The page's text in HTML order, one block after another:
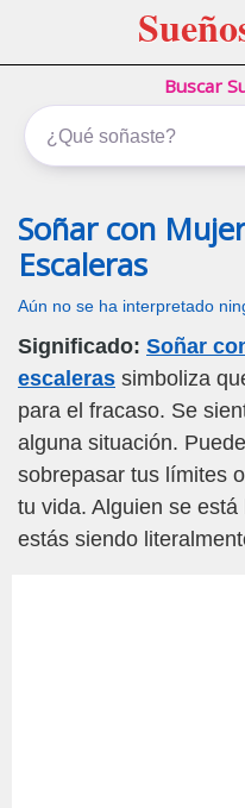
Buscar
Soñar con
Escaleras
Aún no se ha interpretado
Significado: Soñar
escaleras simboliza
para el fracaso. Se
alguna situación.
sobrepasar tus límites
tu vida. Alguien se
estás siendo